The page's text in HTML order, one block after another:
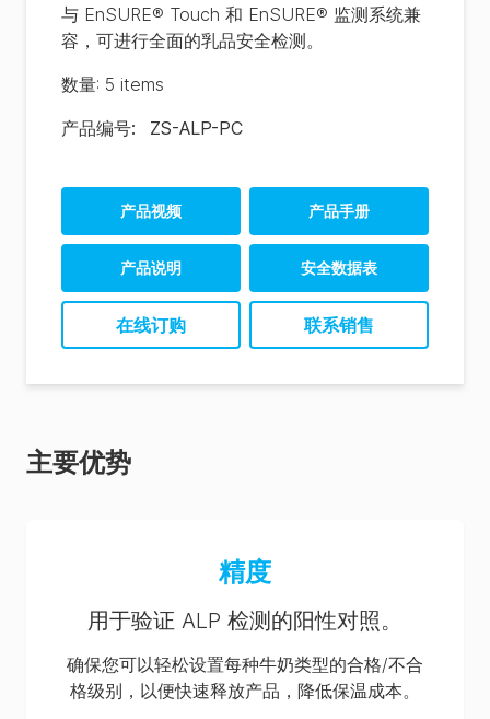
与 EnSURE® Touch 和 EnSURE® 监测系统兼
容，可进行全面的乳品安全检测。
数量: 5 items
产品编号: ZS-ALP-PC
产品视频 产品手册
产品说明 安全数据表
Control Kit SDS (EN-us)
在线订购 联系销售
主要优势
精度
用于验证 ALP 检测的阳性对照。
确保您可以轻松设置每种牛奶类型的合格/不合
格级别，以便快速释放产品，降低保温成本。